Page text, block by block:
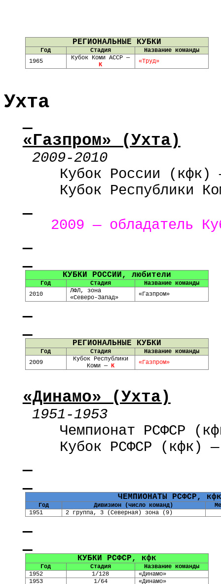
РЕГИОНАЛЬНЫЕ КУБКИ
Год Стадия
Название команды
1965
Кубок Коми АССР —
К
«Труд»
Ухта
«Газпром» (Ухта)
2009-2010
Кубок России ( кфк)
Кубок Республики
2009 — обладатель
КУБКИ РОССИИ, любители
Год Стадия
Название команды
2010
ЛФЛ, зона
«Северо-Запад»
«Газпром»
РЕГИОНАЛЬНЫЕ КУБКИ
Год Стадия
Название команды
2009
Кубок Республики
Коми — К «Газпром»
«Динамо» (Ухта)
1951-1953
Чемпионат РСФСР (
Кубок РСФСР ( кфк) —
ЧЕМПИОНАТЫ РСФСР,
Год Дивизион (число команд)
1951
2 группа, 3 (Северная) зона (9)
КУБКИ РСФСР, кфк
Год Стадия
Название команды
1952
1/128
«Динамо»
1953
1/64 «Динамо»